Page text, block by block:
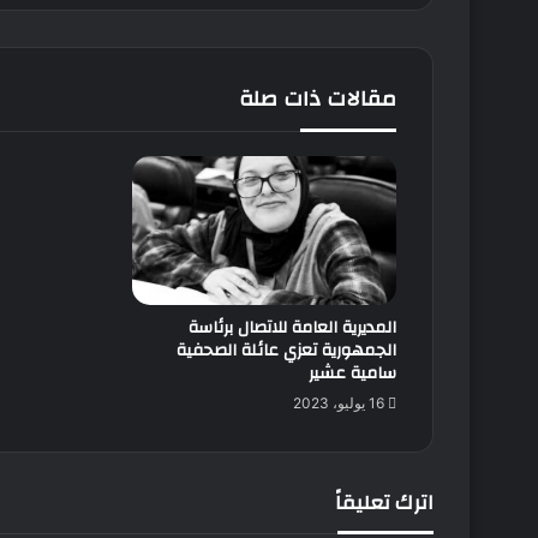
-
التونسية"
مقالات ذات صلة
المديرية العامة للاتصال برئاسة
الجمهورية تعزي عائلة الصحفية
سامية عشير
16 يوليو، 2023
اترك تعليقاً